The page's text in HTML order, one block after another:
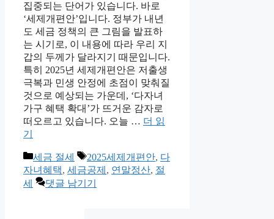
집중되는 단어가 있습니다. 바로
‘세제개편안’입니다. 정부가 내년
도 세금 정책의 큰 그림을 발표하
는 시기로, 이 내용에 따라 우리 지
갑의 두께가 달라지기 때문입니다.
특히 2025년 세제개편안은 저출생
극복과 민생 안정에 초점이 맞춰질
것으로 예상되는 가운데, ‘다자녀
가구 혜택 확대’가 뜨거운 감자로
떠오르고 있습니다. 오늘 … 더 읽
기
카
테
고
세금 절세
태
그
2025세제개편안, 다
자녀혜택, 세금공제 , 연말정산, 절
세
댓글 남기기